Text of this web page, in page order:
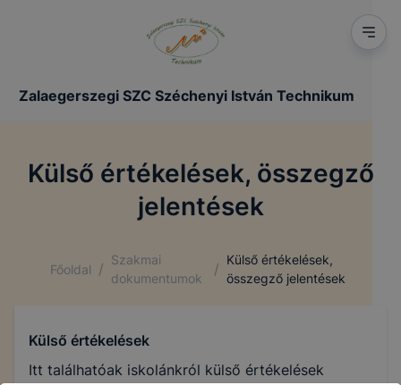
Zalaegerszegi SZC Széchenyi István Technikum
Külső értékelések, összegző
jelentések
Főoldal /
Szakmai
dokumentumok
/
Külső értékelések,
összegző jelentések
Külső értékelések
Itt találhatóak iskolánkról külső értékelések